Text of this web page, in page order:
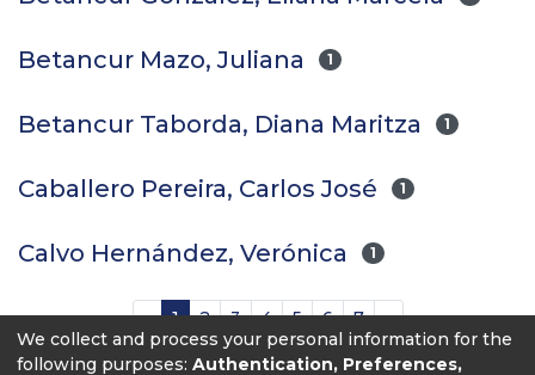
Betancur Mazo, Juliana 1
Betancur Taborda, Diana Maritza 1
Caballero Pereira, Carlos José 1
Calvo Hernández, Verónica 1
« 1(current)
2 3 4 5 6 7
»
We collect and process your personal information for the
following purposes: Authentication, Preferences,